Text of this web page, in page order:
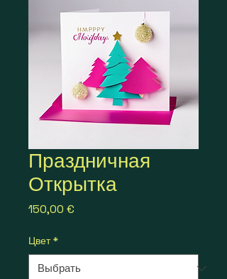
Праздничная
Открытка
150,00 €
Цвет *